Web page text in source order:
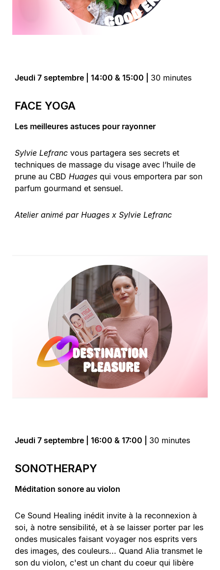
Jeudi 7 septembre | 14:00 & 15:00 | 30 minutes
FACE YOGA
Les meilleures astuces pour rayonner
Sylvie Lefranc vous partagera ses secrets et
techniques de massage du visage avec l’huile de
prune au CBD Huages qui vous emportera par son
parfum gourmand et sensuel.
Atelier animé par Huages x Sylvie Lefranc
Jeudi 7 septembre | 16:00 & 17:00 | 30 minutes
SONOTHERAPY
Méditation sonore au violon
Ce Sound Healing inédit invite à la reconnexion à
soi, à notre sensibilité, et à se laisser porter par les
ondes musicales faisant voyager nos esprits vers
des images, des couleurs... Quand Alia transmet le
son du violon, c'est un chant du coeur qui libère